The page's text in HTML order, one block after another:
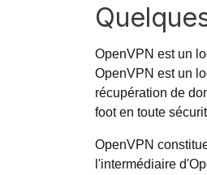
OpenVPN est un
OpenVPN est un
récupération de
footen toute
OpenVPN
l'intermédiaire